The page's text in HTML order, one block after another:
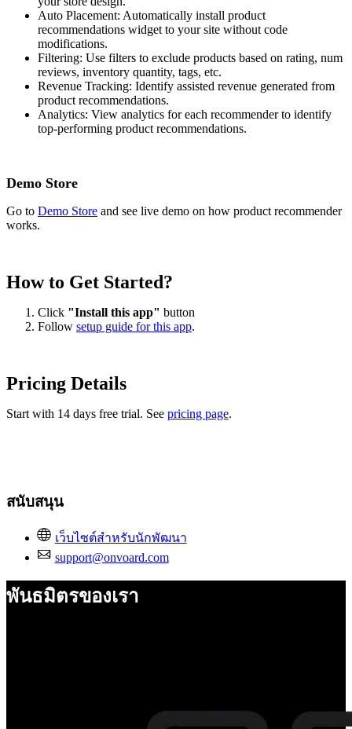
Auto Placement: Automatically install product
recommendations widget to your site without code
modifications.
Filtering: Use filters to exclude products based on rating, num
reviews, inventory quantity, tags, etc.
Revenue Tracking: Identify assisted revenue generated from
product recommendations.
Analytics: View analytics for each recommender to identify
top-performing product recommendations.
Demo Store
Go to Demo Store and see live demo on how product recommender
works.
How to Get Started?
Click "Install this app" button
Follow setup guide for this app.
Pricing Details
Start with 14 days free trial. See pricing page.
สนับสนุน
เว็บไซต์สำหรับนักพัฒนา
support@onvoard.com
พันธมิตรของเรา